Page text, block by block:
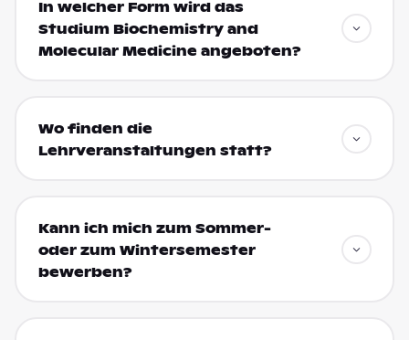
In welcher Form wird das
Studium Biochemistry and
Molecular Medicine angeboten?
Wo finden die
Lehrveranstaltungen statt?
Kann ich mich zum Sommer-
oder zum Wintersemester
bewerben?